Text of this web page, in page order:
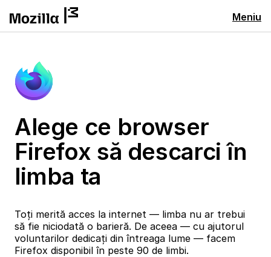
Meniu
Alege ce browser
Firefox să descarci în
limba ta
Toți merită acces la internet — limba nu ar trebui
să fie niciodată o barieră. De aceea — cu ajutorul
voluntarilor dedicați din întreaga lume — facem
Firefox disponibil în peste 90 de limbi.